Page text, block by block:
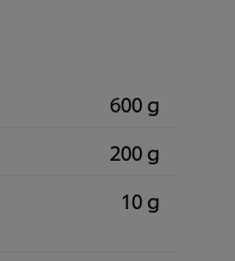
600 g
200 g
10 g